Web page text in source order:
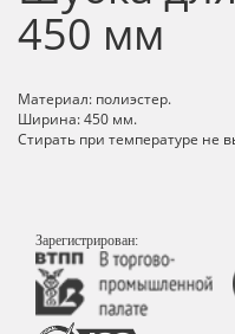
450 мм
Материал: полиэстер.
Ширина: 450 мм.
Стирать при температуре не
Зарегистрирован: